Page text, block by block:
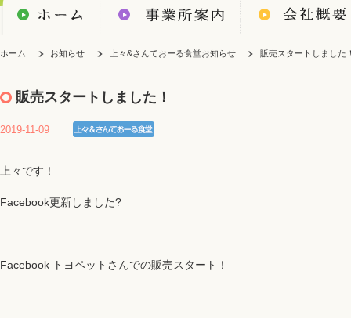
ホーム お知らせ 上々&さんておーる食堂お知らせ 販売スタートしました
販売スタートしました！
2019-11-09
上々です！
Facebook更新しました?
Facebook トヨペットさんでの販売スタート！